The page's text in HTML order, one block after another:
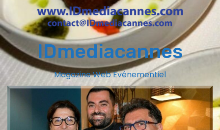
IDmediacannes
Magazine Web Evénementiel